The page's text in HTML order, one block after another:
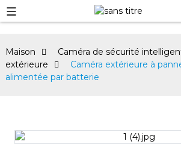
Maison Caméra de sécurité
extérieure
Caméra extérieure à
alimentée par batterie